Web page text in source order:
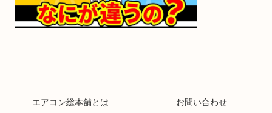
エアコン総本舗とは お問い合わせ